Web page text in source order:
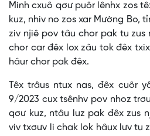
Minh cxuô qơư puôr lênhx zos
kuz, nhiv no zos xar Mường Bo,
ziv njiê pov tâu chor pak tu zus
chor car đêx lox zâu tok đêx
hâur chor pak đêx.
Têx trâus ntux nas, đêx cuôr
9/2023 cux tsênhv pov nhoz
qơư kuz, ntâu luz pak đêx zus
viv txơưv li chak lok hâux lưv tu